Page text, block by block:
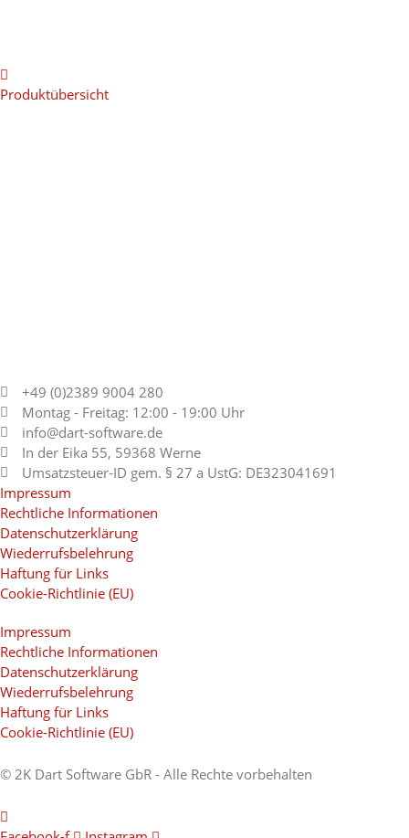
Produktübersicht
+49 (0)2389 9004 280
Montag - Freitag: 12:00 - 19:00 Uhr
info@dart-software.de
In der Eika 55, 59368 Werne
Umsatzsteuer-ID gem. § 27 a UstG: DE323041691
Impressum
Rechtliche Informationen
Datenschutzerklärung
Wiederrufsbelehrung
Haftung für Links
Cookie-Richtlinie (EU)
Impressum
Rechtliche Informationen
Datenschutzerklärung
Wiederrufsbelehrung
Haftung für Links
Cookie-Richtlinie (EU)
© 2K Dart Software GbR - Alle Rechte vorbehalten